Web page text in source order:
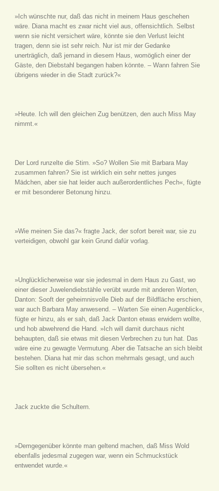
»Ich wünschte nur, daß das nicht in meinem Haus geschehen
wäre. Diana macht es zwar nicht viel aus, offensichtlich. Selbst
wenn sie nicht versichert wäre, könnte sie den Verlust leicht
tragen, denn sie ist sehr reich. Nur ist mir der Gedanke
unerträglich, daß jemand in diesem Haus, womöglich einer der
Gäste, den Diebstahl begangen haben könnte. – Wann fahren Sie
übrigens wieder in die Stadt zurück?«
»Heute. Ich will den gleichen Zug benützen, den auch Miss May
nimmt.«
Der Lord runzelte die Stirn. »So? Wollen Sie mit Barbara May
zusammen fahren? Sie ist wirklich ein sehr nettes junges
Mädchen, aber sie hat leider auch außerordentliches Pech«, fügte
er mit besonderer Betonung hinzu.
»Wie meinen Sie das?« fragte Jack, der sofort bereit war, sie zu
verteidigen, obwohl gar kein Grund dafür vorlag.
»Unglücklicherweise war sie jedesmal in dem Haus zu Gast, wo
einer dieser Juwelendiebstähle verübt wurde mit anderen Worten,
Danton: Sooft der geheimnisvolle Dieb auf der Bildfläche erschien,
war auch Barbara May anwesend. – Warten Sie einen Augenblick«,
fügte er hinzu, als er sah, daß Jack Danton etwas erwidern wollte,
und hob abwehrend die Hand. »Ich will damit durchaus nicht
behaupten, daß sie etwas mit diesen Verbrechen zu tun hat. Das
wäre eine zu gewagte Vermutung. Aber die Tatsache an sich bleibt
bestehen. Diana hat mir das schon mehrmals gesagt, und auch
Sie sollten es nicht übersehen.«
Jack zuckte die Schultern.
»Demgegenüber könnte man geltend machen, daß Miss Wold
ebenfalls jedesmal zugegen war, wenn ein Schmuckstück
entwendet wurde.«